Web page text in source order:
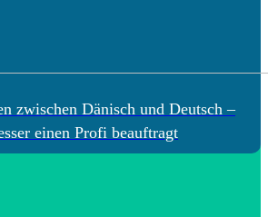
zwischen Dänisch und Deutsch –
einen Profi beauftragt